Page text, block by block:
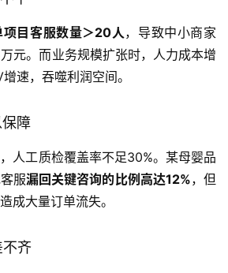
项目客服数量＞20人，导致中小商家
元。而业务规模扩张时，人力成本增
速，吞噬利润空间。
障
人工质检覆盖率不足30%。某母婴品
服漏回关键咨询的比例高达12%，但
成大量订单流失。
齐